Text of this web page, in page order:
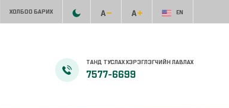
ХОЛБОО БАРИХ EN
ТАНД ТУСЛАХ ХЭРЭГЛЭГЧИЙН ЛАВЛАХ
7577-6699